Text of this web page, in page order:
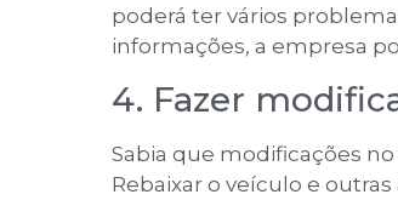
poderá ter vários
informações, a empresa
4. Fazer
Sabia que modificações
Rebaixar o veículo e